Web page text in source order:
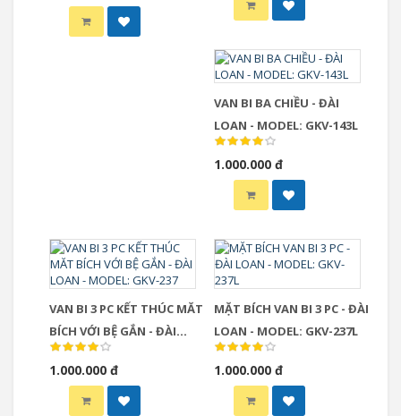
VAN BI BA CHIỀU - ĐÀI
LOAN - MODEL: GKV-143L
1.000.000 đ
VAN BI 3 PC KẾT THÚC MĂT
BÍCH VỚI BỆ GẮN - ĐÀI
LOAN - MODEL: GKV-237
1.000.000 đ
MẶT BÍCH VAN BI 3 PC - ĐÀI
LOAN - MODEL: GKV-237L
1.000.000 đ